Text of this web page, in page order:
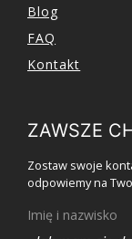
Blog
FAQ
Kontakt
ZAWSZE
Zostaw swoje
odpowiemy na
Imię i nazwisko